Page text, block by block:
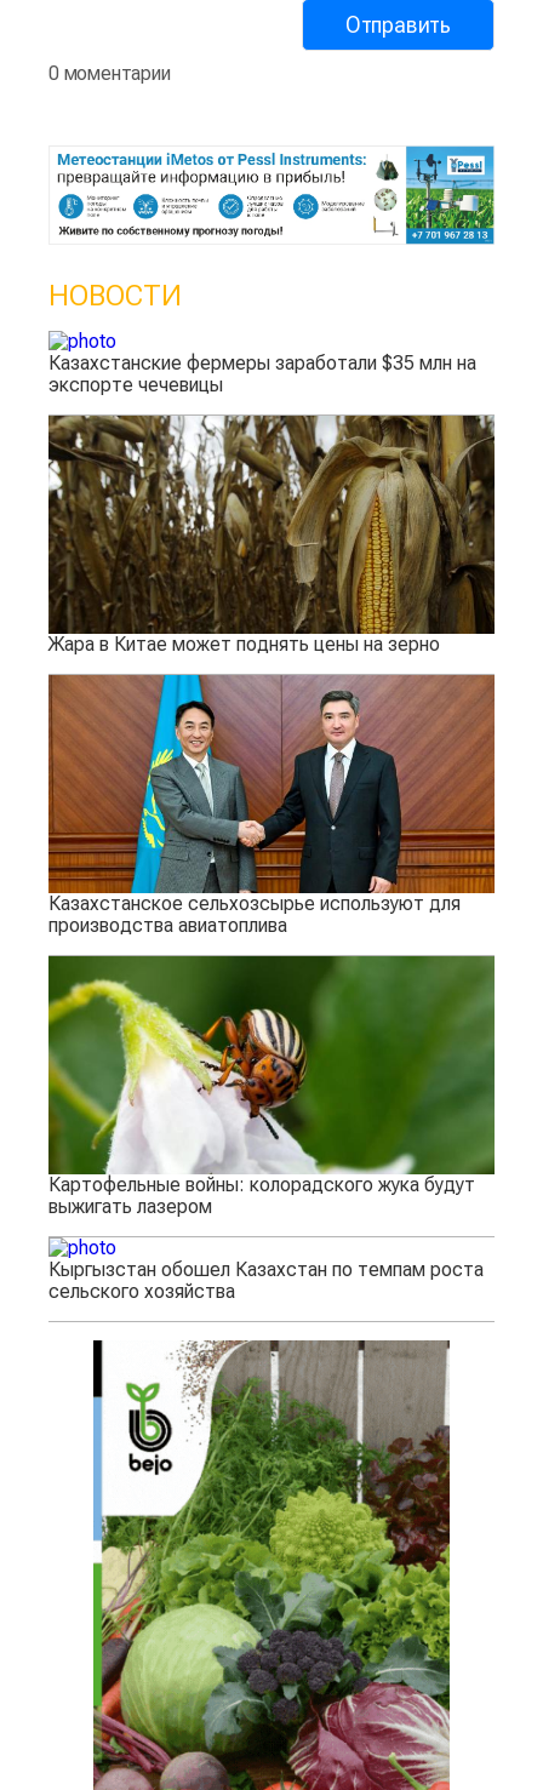
0 моментарии
НОВОСТИ
Казахстанские фермеры заработали $35 млн на
экспорте чечевицы
Жара в Китае может поднять цены на зерно
Казахстанское сельхозсырье используют для
производства авиатоплива
Картофельные войны: колорадского жука будут
выжигать лазером
Кыргызстан обошел Казахстан по темпам роста
сельского хозяйства